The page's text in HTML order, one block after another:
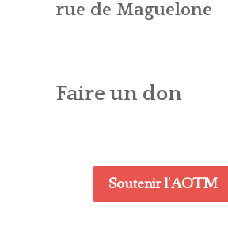
rue de Maguelone
Faire un don
Soutenir l'AOTM